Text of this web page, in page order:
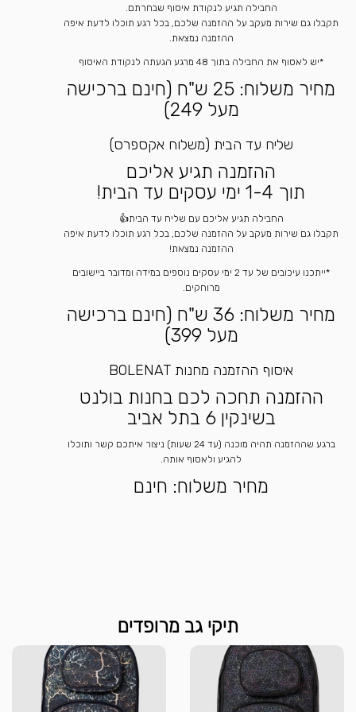
החבילה תגיע לנקודת איסוף שבחרתם.
תקבלו גם שירות מעקב על ההזמנה שלכם, בכל רגע תוכלו לדעת איפה
ההזמנה נמצאת.
*יש לאסוף את החבילה בתוך 48 מרגע הגעתה לנקודת האיסוף
מחיר משלוח: 25 ש"ח (חינם ברכישה
מעל 249)
שליח עד הבית (משלוח אקספרס)
ההזמנה תגיע אליכם
תוך 1-4 ימי עסקים עד הבית!
החבילה תגיע אליכם עם שליח עד הבית👍
תקבלו גם שירות מעקב על ההזמנה שלכם, בכל רגע תוכלו לדעת איפה
ההזמנה נמצאת!
*ייתכנו עיכובים של עד 2 ימי עסקים נוספים במידה ומדובר ביישובים
מרוחקים.
מחיר משלוח: 36 ש"ח (חינם ברכישה
מעל 399)
איסוף ההזמנה מחנות BOLENAT
ההזמנה תחכה לכם בחנות בולנט
בשינקין 6 בתל אביב
ברגע שההזמנה תהיה מוכנה (עד 24 שעות) ניצור איתכם קשר ותוכלו
להגיע ולאסוף אותה.
מחיר משלוח: חינם
תיקי גב מרופדים